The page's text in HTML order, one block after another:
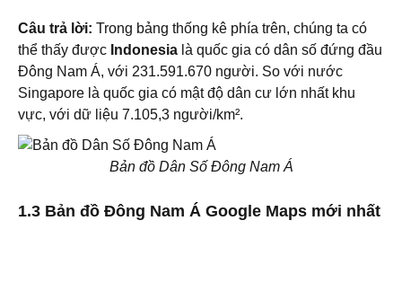
Câu trả lời: Trong bảng thống kê phía trên, chúng ta có
thể thấy được Indonesia là quốc gia có dân số đứng đầu
Đông Nam Á, với 231.591.670 người. So với nước
Singapore là quốc gia có mật độ dân cư lớn nhất khu
vực, với dữ liệu 7.105,3 người/km².
Bản đồ Dân Số Đông Nam Á
1.3 Bản đồ Đông Nam Á Google Maps mới nhất